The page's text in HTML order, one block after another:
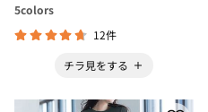
5colors
12件
チラ見をする